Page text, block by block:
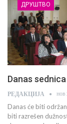
ДРУШТВО
Danas
РЕДАКЦИЈА
Danas će biti
biti razrešen